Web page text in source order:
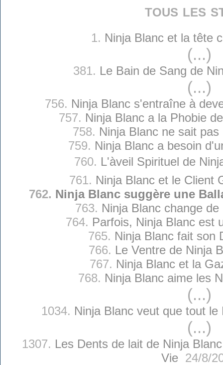
tous les
1. Ninja Blanc et la tête
(...)
381. Le Bain de Sang de
(...)
756. Ninja Blanc s'entraîne à
757. Ninja Blanc a la Phobie
758. Ninja Blanc ne sait pas
759. Ninja Blanc a besoin
760. L'àveil Spirituel de
761. Ninja Blanc et le Client
762. Ninja Blanc suggère une
763. Ninja Blanc change de
764. Parfois, Ninja Blanc est
765. Ninja Blanc fait son
766. Le Ventre de Ninja
767. Ninja Blanc et la
768. Ninja Blanc aime les
(...)
1034. Ninja Blanc veut que tout le
(...)
1307. Les Dents de lait de Ninja
Vie24/8/